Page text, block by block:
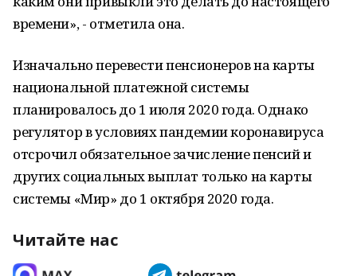
времени», - отметила она.
Изначально перевести пенсионеров на карты
национальной платежной системы
планировалось до 1 июля 2020 года. Однако
регулятор в условиях пандемии коронавируса
отсрочил обязательное зачисление пенсий и
других социальных выплат только на карты
системы «Мир» до 1 октября 2020 года.
Читайте нас